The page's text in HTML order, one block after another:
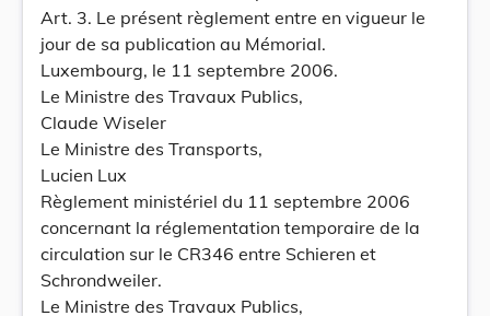
Art. 3. Le présent règlement entre en vigueur le
jour de sa publication au Mémorial.
Luxembourg, le 11 septembre 2006.
Le Ministre des Travaux Publics,
Claude Wiseler
Le Ministre des Transports,
Lucien Lux
Règlement ministériel du 11 septembre 2006
concernant la réglementation temporaire de la
circulation sur le CR346 entre Schieren et
Schrondweiler.
Le Ministre des Travaux Publics,